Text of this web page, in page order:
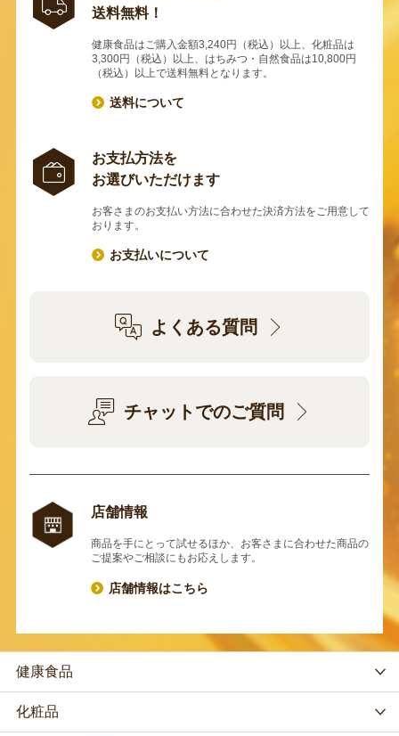
送料無料！
健康食品はご購入金額3,240円（税込）以上、化粧品は
3,300円（税込）以上、はちみつ・自然食品は10,800円
（税込）以上で送料無料となります。
送料について
お支払方法を
お選びいただけます
お客さまのお支払い方法に合わせた決済方法をご用意して
おります。
お支払いについて
よくある質問
チャットでのご質問
店舗情報
商品を手にとって試せるほか、お客さまに合わせた商品の
ご提案やご相談にもお応えします。
店舗情報はこちら
健康食品
化粧品